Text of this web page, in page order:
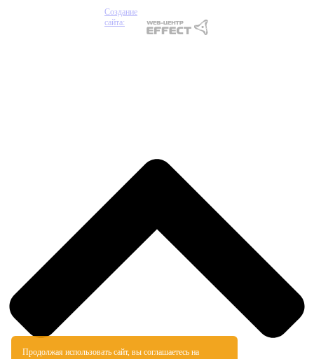
Создание
сайта:
Продолжая использовать сайт, вы соглашаетесь на